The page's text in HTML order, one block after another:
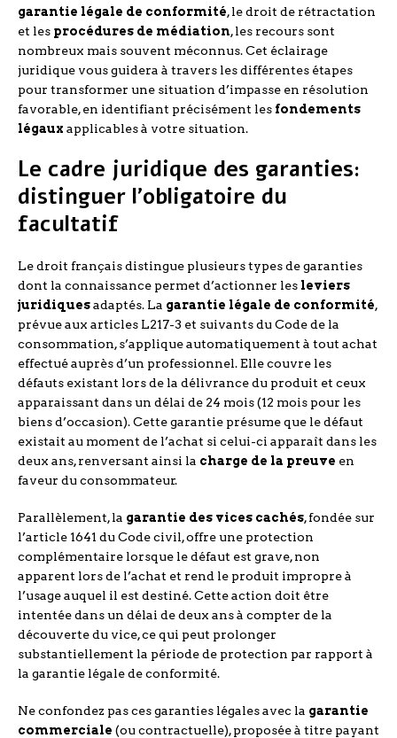
garantie légale de conformité, le droit de rétractation
et les procédures de médiation, les recours sont
nombreux mais souvent méconnus. Cet éclairage
juridique vous guidera à travers les différentes étapes
pour transformer une situation d’impasse en résolution
favorable, en identifiant précisément les fondements
légaux applicables à votre situation.
Le cadre juridique des garanties:
distinguer l’obligatoire du
facultatif
Le droit français distingue plusieurs types de garanties
dont la connaissance permet d’actionner les leviers
juridiquesadaptés. La garantie légale de conformité,
prévue aux articles L217-3 et suivants du Code de la
consommation, s’applique automatiquement à tout achat
effectué auprès d’un professionnel. Elle couvre les
défauts existant lors de la délivrance du produit et ceux
apparaissant dans un délai de 24 mois (12 mois pour les
biens d’occasion). Cette garantie présume que le défaut
existait au moment de l’achat si celui-ci apparaît dans les
deux ans, renversant ainsi la charge de la preuve en
faveur du consommateur.
Parallèlement, la garantie des vices cachés, fondée sur
l’article 1641 du Code civil, offre une protection
complémentaire lorsque le défaut est grave, non
apparent lors de l’achat et rend le produit impropre à
l’usage auquel il est destiné. Cette action doit être
intentée dans un délai de deux ans à compter de la
découverte du vice, ce qui peut prolonger
substantiellement la période de protection par rapport à
la garantie légale de conformité.
Ne confondez pas ces garanties légales avec la garantie
commerciale (ou contractuelle), proposée à titre payant